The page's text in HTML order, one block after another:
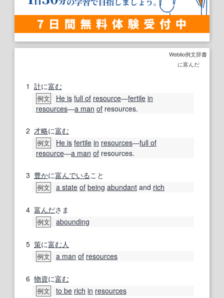
Weblio例文辞書
に富んだ
1 計に富む
例文 He is full of resource―fertile in
resources―a man of resources.
2 才略に富む
例文 He is fertile in resources―full of
resource―a man of resources.
3 豊かに富んでいる こと
例文 a state of being abundant and rich
4 富んださま
例文 abounding
5 策に富む人
例文 a man of resources
6 物資に富む
例文 to be rich in resources